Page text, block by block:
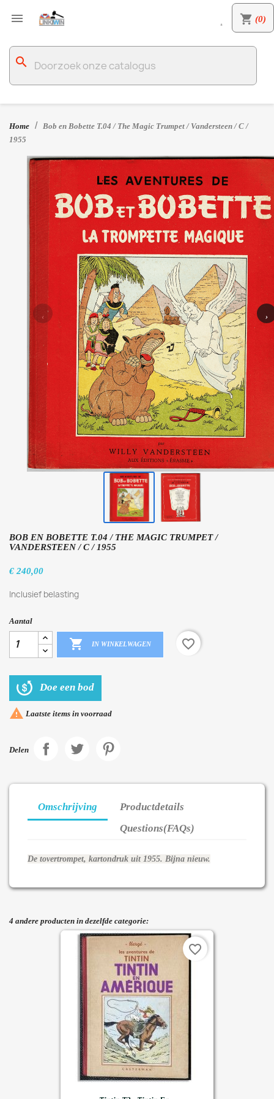
 shopping_cart (0)

search
Home
Bob en Bobette T.04 / The Magic Trumpet / Vandersteen / C /
1955
‹ ›
BOB EN BOBETTE T.04 / THE MAGIC TRUMPET /
VANDERSTEEN / C / 1955
€ 240,00
Inclusief belasting
Aantal
 IN WINKELWAGEN favorite_border
Doe een bod
 Laatste items in voorraad
Delen
Omschrijving
Productdetails
Questions(FAQs)
De tovertrompet, kartondruk uit 1955. Bijna nieuw.
4 andere producten in dezelfde categorie:
favorite_border